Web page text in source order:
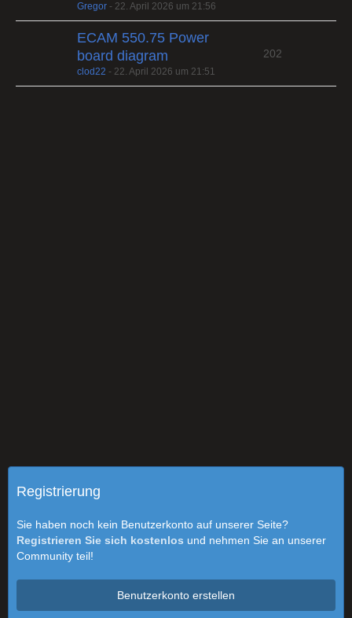
Gregor - 22. April 2026 um 21:56
ECAM 550.75 Power
board diagram
clod22 - 22. April 2026 um 21:51
202
Registrierung
Sie haben noch kein Benutzerkonto auf unserer Seite?
Registrieren Sie sich kostenlos und nehmen Sie an unserer
Community teil!
Benutzerkonto erstellen